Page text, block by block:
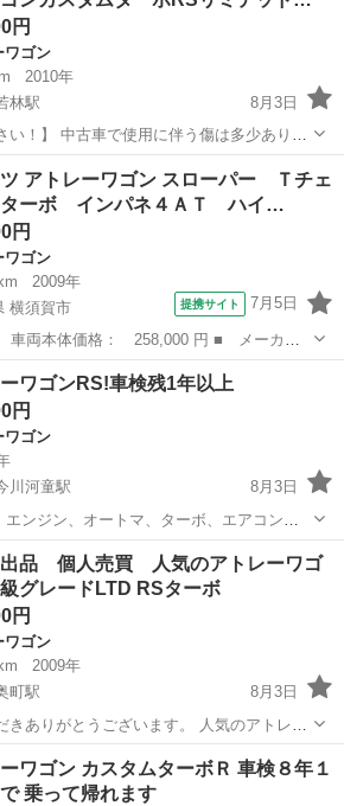
円
ワゴン
2010年
林駅
8月3日
は多少ありま
り出し可能で かなり格安で出品させて頂き
。 ▼車両状態▼ 実走行7万
アトレーワゴン Bluetooth
アトレーワゴン スローパー Ｔチェ
ーボ インパネ４ＡＴ ハイ…
円
ワゴン
2009年
横須賀市
提携サイト 7月5日
アトレーワゴン ■ グレード名： ス
ボ インパネ４ＡＴ ハイルーフ ■ 排
トレーワゴン
ワゴンRS!車検残1年以上
円
ワゴン
川河童駅
8月3日
マイチ 室内タバコ臭なし 外装色あせ
思います。 現車確認可能 下取り
童駅 アトレーワゴン エンジン
品 個人売買 人気のアトレーワゴ
ン 高級グレードLTD RSターボ
円
ワゴン
2009年
町駅
8月3日
ありがとうございます。 人気のアトレー
ドラレコ、パワースライドドア、バック
ン多数 ヘッドライト、ロービームディスチ
ル等フル...
アトレーワゴン
ワゴン カスタムターボＲ 車検８年１
乗って帰れます